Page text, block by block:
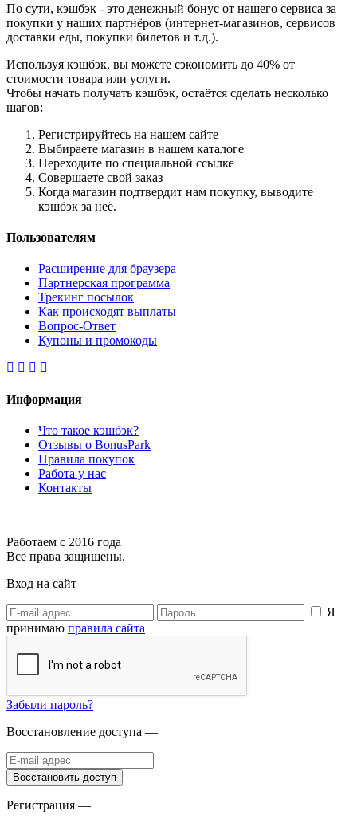
По сути, кэшбэк - это денежный бонус от нашего сервиса за
покупки у наших партнёров (интернет-магазинов, сервисов
доставки еды, покупки билетов и т.д.).
Используя кэшбэк, вы можете сэкономить до 40% от
стоимости товара или услуги.
Чтобы начать получать кэшбэк, остаётся сделать несколько
шагов:
Регистрируйтесь на нашем сайте
Выбираете магазин в нашем каталоге
Переходите по специальной ссылке
Совершаете свой заказ
Когда магазин подтвердит нам покупку, выводите
кэшбэк за неё.
Пользователям
Расширение для браузера
Партнерская программа
Трекинг посылок
Как происходят выплаты
Вопрос-Ответ
Купоны и промокоды
Информация
Что такое кэшбэк?
Отзывы о BonusPark
Правила покупок
Работа у нас
Контакты
Работаем с 2016 года
Все права защищены.
Вход на сайт
Я
принимаю правила сайта
Забыли пароль?
Восстановление доступа —
Регистрация —